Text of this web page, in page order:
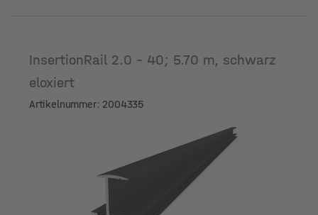
InsertionRail 2.0 - 40; 5.70 m, schwarz
eloxiert
Artikelnummer: 2004335